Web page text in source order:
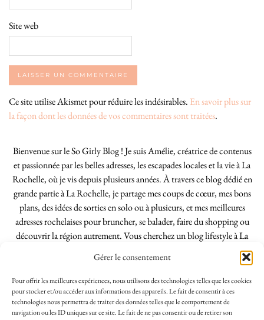
Gérer le consentement
Pour offrir les meilleures expériences, nous utilisons des technologies telles que les cookies
pour stocker et/ou accéder aux informations des appareils. Le fait de consentir à ces
technologies nous permettra de traiter des données telles que le comportement de
navigation ou les ID uniques sur ce site. Le fait de ne pas consentir ou de retirer son
Site web
Ce site utilise Akismet pour réduire les indésirables. En savoir plus sur
la façon dont les données de vos commentaires sont traitées.
Bienvenue sur le So Girly Blog ! Je suis Amélie, créatrice de contenus
et passionnée par les belles adresses, les escapades locales et la vie à La
Rochelle, où je vis depuis plusieurs années. À travers ce blog dédié en
grande partie à La Rochelle, je partage mes coups de cœur, mes bons
plans, des idées de sorties en solo ou à plusieurs, et mes meilleures
adresses rochelaises pour bruncher, se balader, faire du shopping ou
découvrir la région autrement. Vous cherchez un blog lifestyle à La
Rochelle, tenu par une locale ? Vous êtes au bon endroit. Que vous
soyez Rochelais·e ou de passage dans notre belle ville, j’espère que mes
articles vous aideront à profiter de La Rochelle comme un·e vrai·e
initié·e. !